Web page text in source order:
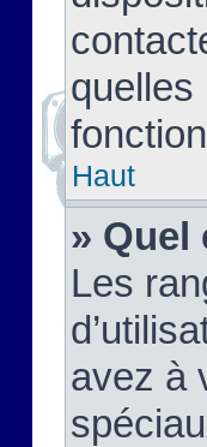
quelles
Haut
» Quel
Les
avez à